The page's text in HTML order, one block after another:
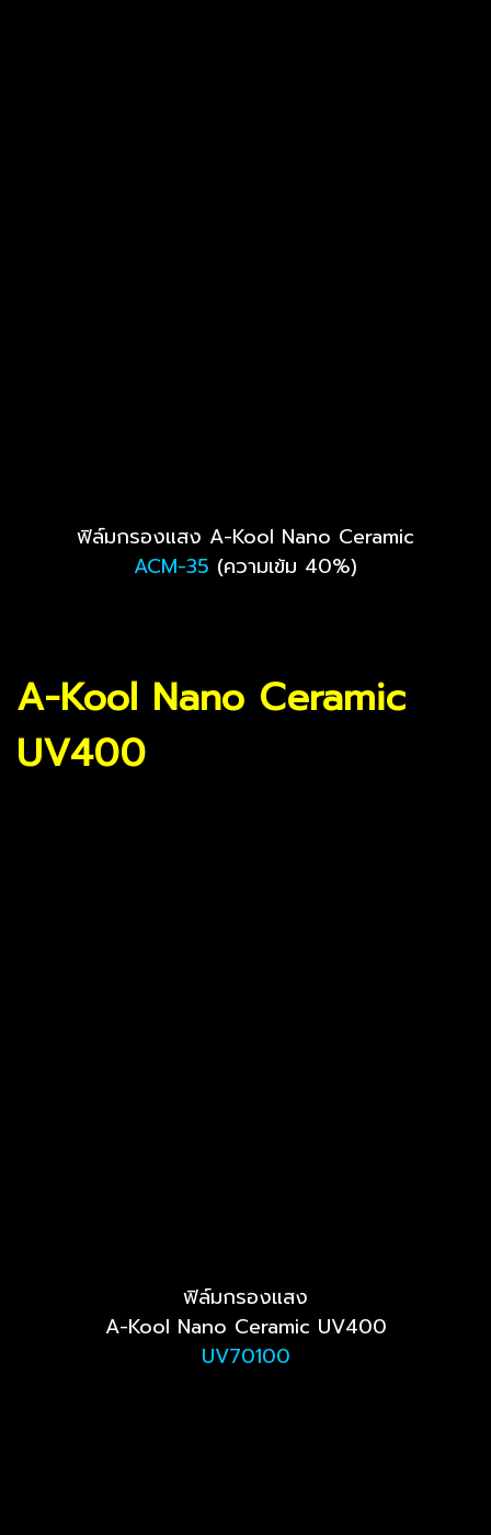
ฟิล์มกรองแสง A-Kool Nano Ceramic
ACM-35 (ความเข้ม 40%)
A-Kool Nano Ceramic
UV400
ฟิล์มกรองแสง
A-Kool Nano Ceramic UV400
UV70100